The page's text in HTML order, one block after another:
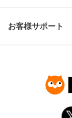
お客様サポート